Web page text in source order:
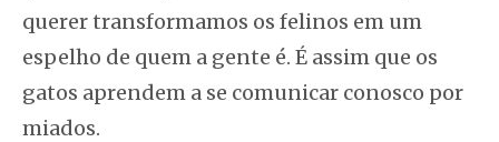
querer transformamos os felinos em um
espelho de quem a gente é. É assim que os
gatos aprendem a se comunicar conosco por
miados.